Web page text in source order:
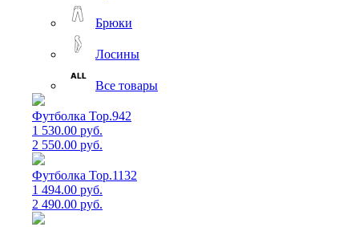
Брюки
Лосины
Все товары
Футболка Top.942
1 530.00 руб.
2 550.00 руб.
Футболка Top.1132
1 494.00 руб.
2 490.00 руб.